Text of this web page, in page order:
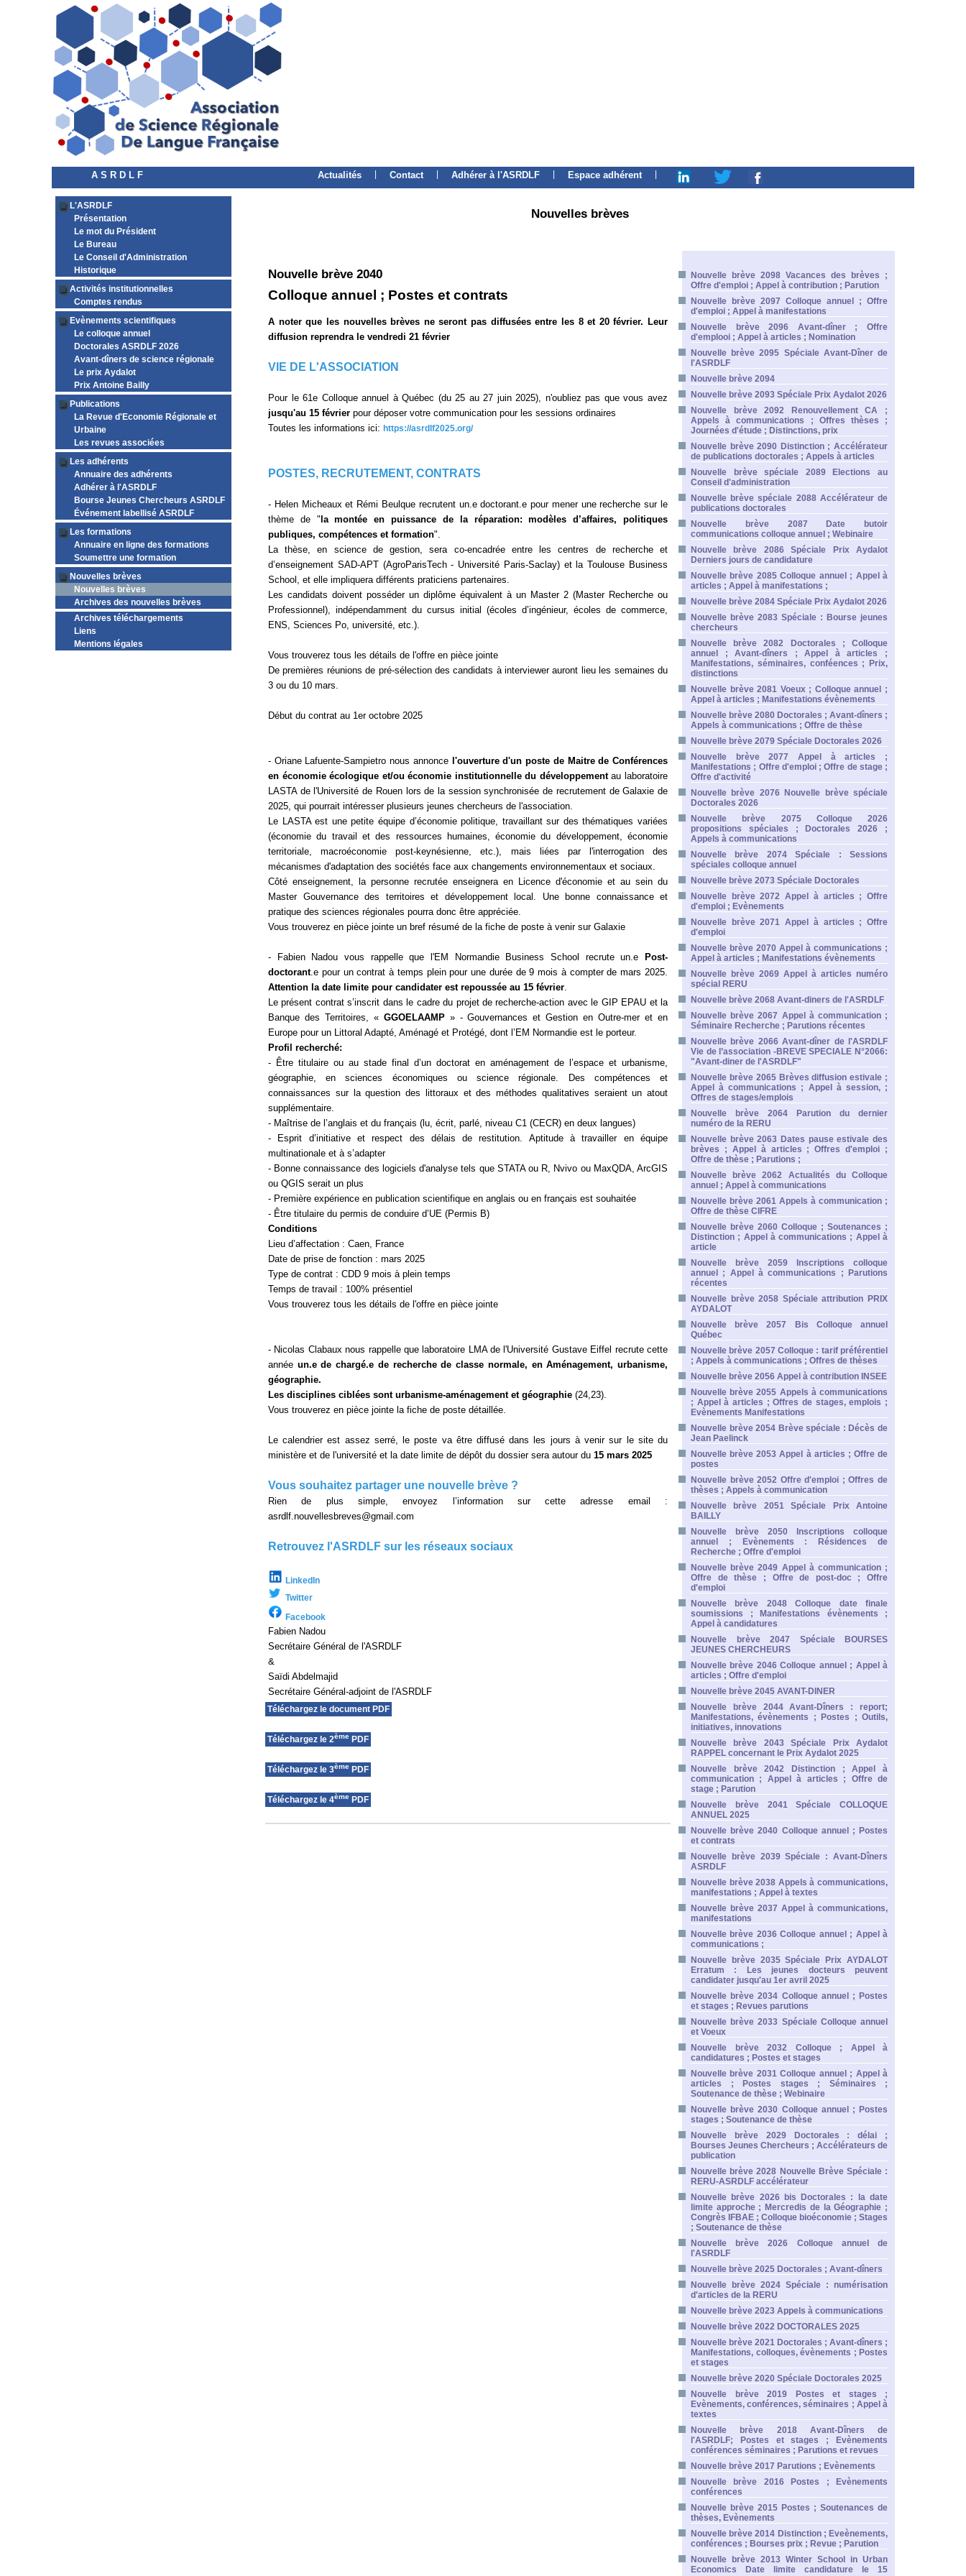
A S R D L F Actualités Contact Adhérer à l'ASRDLF Espace adhérent
L'ASRDLF
Présentation
Le mot du Président
Le Bureau
Le Conseil d'Administration
Historique
Activités institutionnelles
Comptes rendus
Evènements scientifiques
Le colloque annuel
Doctorales ASRDLF 2026
Avant-dîners de science régionale
Le prix Aydalot
Prix Antoine Bailly
Publications
La Revue d'Economie Régionale et
Urbaine
Les revues associées
Les adhérents
Annuaire des adhérents
Adhérer à l'ASRDLF
Bourse Jeunes Chercheurs ASRDLF
Événement labellisé ASRDLF
Les formations
Annuaire en ligne des formations
Soumettre une formation
Nouvelles brèves
Nouvelles brèves
Archives des nouvelles brèves
Archives téléchargements
Liens
Mentions légales
Nouvelles brèves
Nouvelle brève 2040
Colloque annuel ; Postes et contrats
A noter que les nouvelles brèves ne seront pas diffusées entre les 8 et 20 février. Leur
diffusion reprendra le vendredi 21 février
VIE DE L'ASSOCIATION
Pour le 61e Colloque annuel à Québec (du 25 au 27 juin 2025), n'oubliez pas que vous avez
jusqu'au 15 février pour déposer votre communication pour les sessions ordinaires
Toutes les informations ici: https://asrdlf2025.org/
POSTES, RECRUTEMENT, CONTRATS
- Helen Micheaux et Rémi Beulque recrutent un.e doctorant.e pour mener une recherche sur le
thème de " la montée en puissance de la réparation: modèles d’affaires, politiques
publiques, compétences et formation".
La thèse, en science de gestion, sera co-encadrée entre les centres de recherche et
d’enseignement SAD-APT (AgroParisTech - Université Paris-Saclay) et la Toulouse Business
School, et elle impliquera différents praticiens partenaires.
Les candidats doivent posséder un diplôme équivalent à un Master 2 (Master Recherche ou
Professionnel), indépendamment du cursus initial (écoles d’ingénieur, écoles de commerce,
ENS, Sciences Po, université, etc.).
Vous trouverez tous les détails de l'offre en pièce jointe
De premières réunions de pré-sélection des candidats à interviewer auront lieu les semaines du
3 ou du 10 mars.
Début du contrat au 1er octobre 2025
- Oriane Lafuente-Sampietro nous annonce l'ouverture d'un poste de Maitre de Conférences
en économie écologique et/ou économie institutionnelle du développementau laboratoire
LASTA de l'Université de Rouen lors de la session synchronisée de recrutement de Galaxie de
2025, qui pourrait intéresser plusieurs jeunes chercheurs de l'association.
Le LASTA est une petite équipe d’économie politique, travaillant sur des thématiques variées
(économie du travail et des ressources humaines, économie du développement, économie
territoriale, macroéconomie post-keynésienne, etc.), mais liées par l'interrogation des
mécanismes d'adaptation des sociétés face aux changements environnementaux et sociaux.
Côté enseignement, la personne recrutée enseignera en Licence d'économie et au sein du
Master Gouvernance des territoires et développement local. Une bonne connaissance et
pratique des sciences régionales pourra donc être appréciée.
Vous trouverez en pièce jointe un bref résumé de la fiche de poste à venir sur Galaxie
- Fabien Nadou vous rappelle que l'EM Normandie Business School recrute un.e
Post-
doctorant.e pour un contrat à temps plein pour une durée de 9 mois à compter de mars 2025.
Attention la date limite pour candidater est repoussée au 15 février.
Le présent contrat s’inscrit dans le cadre du projet de recherche-action avec le GIP EPAU et la
Banque des Territoires, « GGOELAAMP » - Gouvernances et Gestion en Outre-mer et en
Europe pour un Littoral Adapté, Aménagé et Protégé, dont l’EM Normandie est le porteur.
Profil recherché:
- Être titulaire ou au stade final d’un doctorat en aménagement de l’espace et urbanisme,
géographie, en sciences économiques ou science régionale. Des compétences et
connaissances sur la question des littoraux et des méthodes qualitatives seraient un atout
supplémentaire.
- Maîtrise de l’anglais et du français (lu, écrit, parlé, niveau C1 (CECR) en deux langues)
- Esprit d’initiative et respect des délais de restitution. Aptitude à travailler en équipe
multinationale et à s’adapter
- Bonne connaissance des logiciels d'analyse tels que STATA ou R, Nvivo ou MaxQDA, ArcGIS
ou QGIS serait un plus
- Première expérience en publication scientifique en anglais ou en français est souhaitée
- Être titulaire du permis de conduire d’UE (Permis B)
Conditions
Lieu d’affectation : Caen, France
Date de prise de fonction : mars 2025
Type de contrat : CDD 9 mois à plein temps
Temps de travail : 100% présentiel
Vous trouverez tous les détails de l'offre en pièce jointe
- Nicolas Clabaux nous rappelle que laboratoire LMA de l'Université Gustave Eiffel recrute cette
année un.e de chargé.e de recherche de classe normale, en Aménagement, urbanisme,
géographie.
Les disciplines ciblées sont urbanisme-aménagement et géographie (24,23).
Vous trouverez en pièce jointe la fiche de poste détaillée.
Le calendrier est assez serré, le poste va être diffusé dans les jours à venir sur le site du
ministère et de l'université et la date limite de dépôt du dossier sera autour du 15 mars 2025
Vous souhaitez partager une nouvelle brève ?
Rien de plus simple, envoyez l’information sur cette adresse email :
asrdlf.nouvellesbreves@gmail.com
Retrouvez l'ASRDLF sur les réseaux sociaux
LinkedIn
Twitter
Facebook
Fabien Nadou
Secrétaire Général de l'ASRDLF
&
Saïdi Abdelmajid
Secrétaire Général-adjoint de l'ASRDLF
Téléchargez le document PDF
Téléchargez le 2ème PDF
Téléchargez le 3ème PDF
Téléchargez le 4ème PDF
Nouvelle brève 2098 Vacances des brèves ;
Offre d'emploi ; Appel à contribution ; Parution
Nouvelle brève 2097 Colloque annuel ; Offre
d'emploi ; Appel à manifestations
Nouvelle brève 2096 Avant-dîner ; Offre
d'emplooi ; Appel à articles ; Nomination
Nouvelle brève 2095 Spéciale Avant-Dîner de
l'ASRDLF
Nouvelle brève 2094
Nouvelle brève 2093 Spéciale Prix Aydalot 2026
Nouvelle brève 2092 Renouvellement CA ;
Appels à communications ; Offres thèses ;
Journées d'étude ; Distinctions, prix
Nouvelle brève 2090 Distinction ; Accélérateur
de publications doctorales ; Appels à articles
Nouvelle brève spéciale 2089 Elections au
Conseil d'administration
Nouvelle brève spéciale 2088 Accélérateur de
publications doctorales
Nouvelle brève 2087 Date butoir
communications colloque annuel ; Webinaire
Nouvelle brève 2086 Spéciale Prix Aydalot
Derniers jours de candidature
Nouvelle brève 2085 Colloque annuel ; Appel à
articles ; Appel à manifestations ;
Nouvelle brève 2084 Spéciale Prix Aydalot 2026
Nouvelle brève 2083 Spéciale : Bourse jeunes
chercheurs
Nouvelle brève 2082 Doctorales ; Colloque
annuel ; Avant-dîners ; Appel à articles ;
Manifestations, séminaires, conféences ; Prix,
distinctions
Nouvelle brève 2081 Voeux ; Colloque annuel ;
Appel à articles ; Manifestations évènements
Nouvelle brève 2080 Doctorales ; Avant-dîners ;
Appels à communications ; Offre de thèse
Nouvelle brève 2079 Spéciale Doctorales 2026
Nouvelle brève 2077 Appel à articles ;
Manifestations ; Offre d'emploi ; Offre de stage ;
Offre d'activité
Nouvelle brève 2076 Nouvelle brève spéciale
Doctorales 2026
Nouvelle brève 2075 Colloque 2026
propositions spéciales ; Doctorales 2026 ;
Appels à communications
Nouvelle brève 2074 Spéciale : Sessions
spéciales colloque annuel
Nouvelle brève 2073 Spéciale Doctorales
Nouvelle brève 2072 Appel à articles ; Offre
d'emploi ; Evènements
Nouvelle brève 2071 Appel à articles ; Offre
d'emploi
Nouvelle brève 2070 Appel à communications ;
Appel à articles ; Manifestations évènements
Nouvelle brève 2069 Appel à articles numéro
spécial RERU
Nouvelle brève 2068 Avant-diners de l'ASRDLF
Nouvelle brève 2067 Appel à communication ;
Séminaire Recherche ; Parutions récentes
Nouvelle brève 2066 Avant-dîner de l'ASRDLF
Vie de l’association -BREVE SPECIALE N°2066:
"Avant-diner de l'ASRDLF"
Nouvelle brève 2065 Brèves diffusion estivale ;
Appel à communications ; Appel à session, ;
Offres de stages/emplois
Nouvelle brève 2064 Parution du dernier
numéro de la RERU
Nouvelle brève 2063 Dates pause estivale des
brèves ; Appel à articles ; Offres d'emploi ;
Offre de thèse ; Parutions ;
Nouvelle brève 2062 Actualités du Colloque
annuel ; Appel à communications
Nouvelle brève 2061 Appels à communication ;
Offre de thèse CIFRE
Nouvelle brève 2060 Colloque ; Soutenances ;
Distinction ; Appel à communications ; Appel à
article
Nouvelle brève 2059 Inscriptions colloque
annuel ; Appel à communications ; Parutions
récentes
Nouvelle brève 2058 Spéciale attribution PRIX
AYDALOT
Nouvelle brève 2057 Bis Colloque annuel
Québec
Nouvelle brève 2057 Colloque : tarif préférentiel
; Appels à communications ; Offres de thèses
Nouvelle brève 2056 Appel à contribution INSEE
Nouvelle brève 2055 Appels à communications
; Appel à articles ; Offres de stages, emplois ;
Evènements Manifestations
Nouvelle brève 2054 Brève spéciale : Décès de
Jean Paelinck
Nouvelle brève 2053 Appel à articles ; Offre de
postes
Nouvelle brève 2052 Offre d'emploi ; Offres de
thèses ; Appels à communication
Nouvelle brève 2051 Spéciale Prix Antoine
BAILLY
Nouvelle brève 2050 Inscriptions colloque
annuel ; Evènements : Résidences de
Recherche ; Offre d'emploi
Nouvelle brève 2049 Appel à communication ;
Offre de thèse ; Offre de post-doc ; Offre
d'emploi
Nouvelle brève 2048 Colloque date finale
soumissions ; Manifestations évènements ;
Appel à candidatures
Nouvelle brève 2047 Spéciale BOURSES
JEUNES CHERCHEURS
Nouvelle brève 2046 Colloque annuel ; Appel à
articles ; Offre d'emploi
Nouvelle brève 2045 AVANT-DINER
Nouvelle brève 2044 Avant-Dîners : report;
Manifestations, évènements ; Postes ; Outils,
initiatives, innovations
Nouvelle brève 2043 Spéciale Prix Aydalot
RAPPEL concernant le Prix Aydalot 2025
Nouvelle brève 2042 Distinction ; Appel à
communication ; Appel à articles ; Offre de
stage ; Parution
Nouvelle brève 2041 Spéciale COLLOQUE
ANNUEL 2025
Nouvelle brève 2040 Colloque annuel ; Postes
et contrats
Nouvelle brève 2039 Spéciale : Avant-Dîners
ASRDLF
Nouvelle brève 2038 Appels à communications,
manifestations ; Appel à textes
Nouvelle brève 2037 Appel à communications,
manifestations
Nouvelle brève 2036 Colloque annuel ; Appel à
communications ;
Nouvelle brève 2035 Spéciale Prix AYDALOT
Erratum : Les jeunes docteurs peuvent
candidater jusqu'au 1er avril 2025
Nouvelle brève 2034 Colloque annuel ; Postes
et stages ; Revues parutions
Nouvelle brève 2033 Spéciale Colloque annuel
et Voeux
Nouvelle brève 2032 Colloque ; Appel à
candidatures ; Postes et stages
Nouvelle brève 2031 Colloque annuel ; Appel à
articles ; Postes stages ; Séminaires ;
Soutenance de thèse ; Webinaire
Nouvelle brève 2030 Colloque annuel ; Postes
stages ; Soutenance de thèse
Nouvelle brève 2029 Doctorales : délai ;
Bourses Jeunes Chercheurs ; Accélérateurs de
publication
Nouvelle brève 2028 Nouvelle Brève Spéciale :
RERU-ASRDLF accélérateur
Nouvelle brève 2026 bis Doctorales : la date
limite approche ; Mercredis de la Géographie ;
Congrès IFBAE ; Colloque bioéconomie ; Stages
; Soutenance de thèse
Nouvelle brève 2026 Colloque annuel de
l'ASRDLF
Nouvelle brève 2025 Doctorales ; Avant-dîners
Nouvelle brève 2024 Spéciale : numérisation
d'articles de la RERU
Nouvelle brève 2023 Appels à communications
Nouvelle brève 2022 DOCTORALES 2025
Nouvelle brève 2021 Doctorales ; Avant-dîners ;
Manifestations, colloques, évènements ; Postes
et stages
Nouvelle brève 2020 Spéciale Doctorales 2025
Nouvelle brève 2019 Postes et stages ;
Evènements, conférences, séminaires ; Appel à
textes
Nouvelle brève 2018 Avant-Dîners de
l'ASRDLF; Postes et stages ; Evènements
conférences séminaires ; Parutions et revues
Nouvelle brève 2017 Parutions ; Evènements
Nouvelle brève 2016 Postes ; Evènements
conférences
Nouvelle brève 2015 Postes ; Soutenances de
thèses, Evènements
Nouvelle brève 2014 Distinction ; Eveènements,
conférences ; Bourses prix ; Revue ; Parution
Nouvelle brève 2013 Winter School in Urban
Economics Date limite candidature le 15